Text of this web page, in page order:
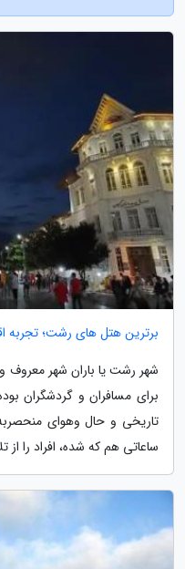
برترین هتل های رشت؛ تجربه
شهر رشت یا باران شهر معروف
برای مسافران و گردشگران
تاریخی و حال وهوای
ساعاتی هم که شده، افراد را از